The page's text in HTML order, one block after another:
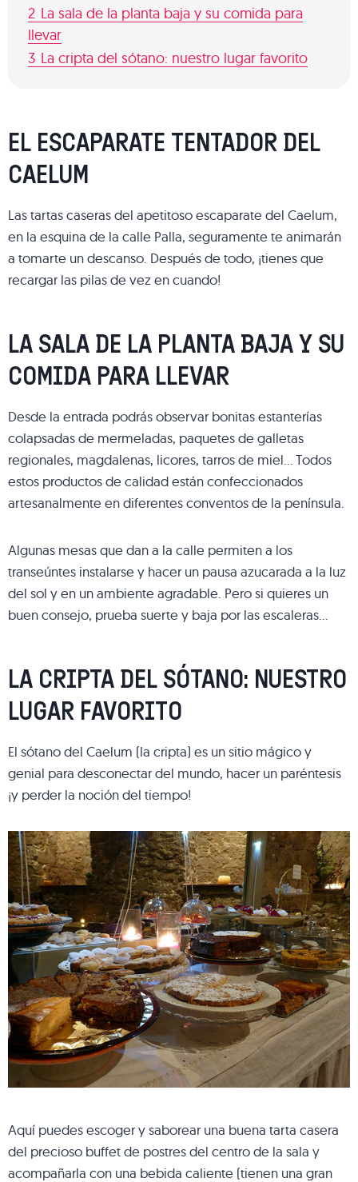
2 La sala de la planta baja y su comida para
llevar
3 La cripta del sótano: nuestro lugar favorito
EL ESCAPARATE TENTADOR DEL
CAELUM
Las tartas caseras del apetitoso escaparate del Caelum,
en la esquina de la calle Palla, seguramente te animarán
a tomarte un descanso. Después de todo, ¡tienes que
recargar las pilas de vez en cuando!
LA SALA DE LA PLANTA BAJA Y SU
COMIDA PARA LLEVAR
Desde la entrada podrás observar bonitas estanterías
colapsadas de mermeladas, paquetes de galletas
regionales, magdalenas, licores, tarros de miel… Todos
estos productos de calidad están confeccionados
artesanalmente en diferentes conventos de la península.
Algunas mesas que dan a la calle permiten a los
transeúntes instalarse y hacer un pausa azucarada a la luz
del sol y en un ambiente agradable. Pero si quieres un
buen consejo, prueba suerte y baja por las escaleras…
LA CRIPTA DEL SÓTANO: NUESTRO
LUGAR FAVORITO
El sótano del Caelum (la cripta) es un sitio mágico y
genial para desconectar del mundo, hacer un paréntesis
¡y perder la noción del tiempo!
Aquí puedes escoger y saborear una buena tarta casera
del precioso buffet de postres del centro de la sala y
acompañarla con una bebida caliente (tienen una gran